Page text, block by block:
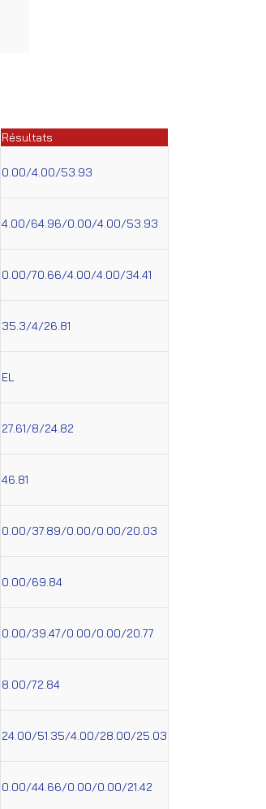
Résultats
0.00/4.00/53.93
4.00/64.96/0.00/4.00/53.93
0.00/70.66/4.00/4.00/34.41
35.3/4/26.81
EL
27.61/8/24.82
46.81
0.00/37.89/0.00/0.00/20.03
0.00/69.84
0.00/39.47/0.00/0.00/20.77
8.00/72.84
24.00/51.35/4.00/28.00/25.03
0.00/44.66/0.00/0.00/21.42